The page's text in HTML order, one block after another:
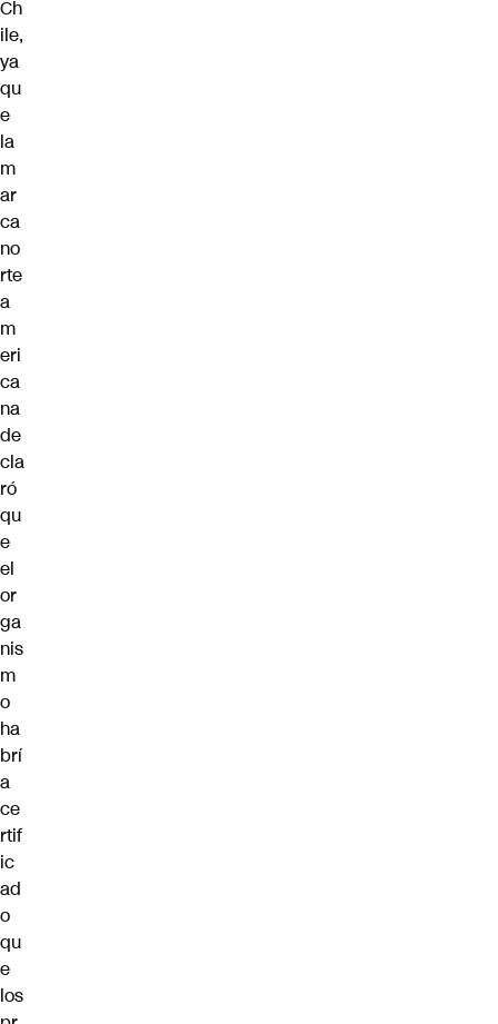
Ch
ile,
ya
qu
e
la
m
ar
ca
no
rte
a
m
eri
ca
na
de
cla
ró
qu
e
el
or
ga
nis
m
o
ha
brí
a
ce
rtif
ic
ad
o
qu
e
los